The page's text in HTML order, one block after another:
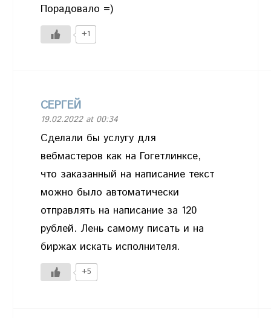
Порадовало =)
+1
СЕРГЕЙ
19.02.2022 at 00:34
Сделали бы услугу для
вебмастеров как на Гогетлинксе,
что заказанный на написание текст
можно было автоматически
отправлять на написание за 120
рублей. Лень самому писать и на
биржах искать исполнителя.
+5